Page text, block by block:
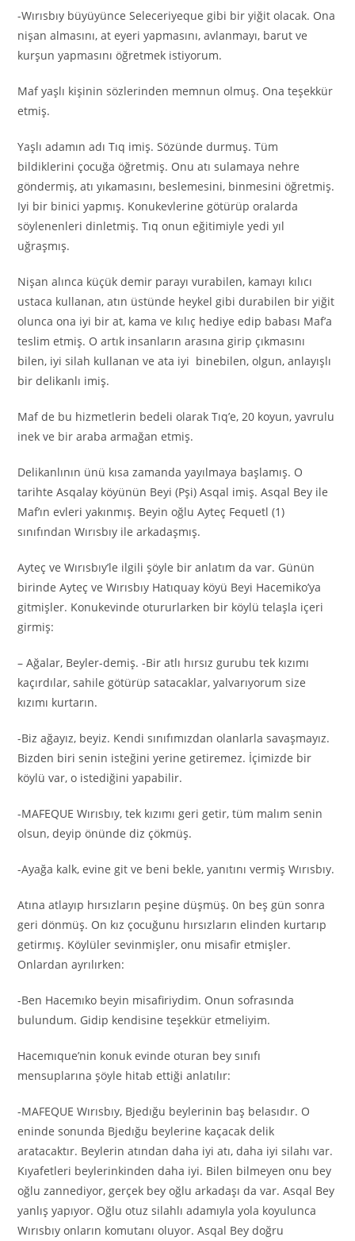
-Wırısbıy büyüyünce Seleceriyeque gibi bir yiğit olacak. Ona
nişan almasını, at eyeri yapmasını, avlanmayı, barut ve
kurşun yapmasını öğretmek istiyorum.
Maf yaşlı kişinin sözlerinden memnun olmuş. Ona teşekkür
etmiş.
Yaşlı adamın adı Tıq imiş. Sözünde durmuş. Tüm
bildiklerini çocuğa öğretmiş. Onu atı sulamaya nehre
göndermiş, atı yıkamasını, beslemesini, binmesini öğretmiş.
Iyi bir binici yapmış. Konukevlerine götürüp oralarda
söylenenleri dinletmiş. Tıq onun eğitimiyle yedi yıl
uğraşmış.
Nişan alınca küçük demir parayı vurabilen, kamayı kılıcı
ustaca kullanan, atın üstünde heykel gibi durabilen bir yiğit
olunca ona iyi bir at, kama ve kılıç hediye edip babası Maf’a
teslim etmiş. O artık insanların arasına girip çıkmasını
bilen, iyi silah kullanan ve ata iyi binebilen, olgun, anlayışlı
bir delikanlı imiş.
Maf de bu hizmetlerin bedeli olarak Tıq’e, 20 koyun, yavrulu
inek ve bir araba armağan etmiş.
Delikanlının ünü kısa zamanda yayılmaya başlamış. O
tarihte Asqalay köyünün Beyi (Pşi) Asqal imiş. Asqal Bey ile
Maf’ın evleri yakınmış. Beyin oğlu Ayteç Fequetl (1)
sınıfından Wırısbıy ile arkadaşmış.
Ayteç ve Wırısbıy’le ilgili şöyle bir anlatım da var. Günün
birinde Ayteç ve Wırısbıy Hatıquay köyü Beyi Hacemiko’ya
gitmişler. Konukevinde otururlarken bir köylü telaşla içeri
girmiş:
– Ağalar, Beyler-demiş. -Bir atlı hırsız gurubu tek kızımı
kaçırdılar, sahile götürüp satacaklar, yalvarıyorum size
kızımı kurtarın.
-Biz ağayız, beyiz. Kendi sınıfımızdan olanlarla savaşmayız.
Bizden biri senin isteğini yerine getiremez. İçimizde bir
köylü var, o istediğini yapabilir.
-MAFEQUE Wırısbıy, tek kızımı geri getir, tüm malım senin
olsun, deyip önünde diz çökmüş.
-Ayağa kalk, evine git ve beni bekle, yanıtını vermiş Wırısbıy.
Atına atlayıp hırsızların peşine düşmüş. 0n beş gün sonra
geri dönmüş. On kız çocuğunu hırsızların elinden kurtarıp
getirmış. Köylüler sevinmişler, onu misafir etmişler.
Onlardan ayrılırken:
-Ben Hacemıko beyin misafiriydim. Onun sofrasında
bulundum. Gidip kendisine teşekkür etmeliyim.
Hacemıque’nin konuk evinde oturan bey sınıfı
mensuplarına şöyle hitab ettiği anlatılır:
-MAFEQUE Wırısbıy, Bjedığu beylerinin baş belasıdır. O
eninde sonunda Bjedığu beylerine kaçacak delik
aratacaktır. Beylerin atından daha iyi atı, daha iyi silahı var.
Kıyafetleri beylerinkinden daha iyi. Bilen bilmeyen onu bey
oğlu zannediyor, gerçek bey oğlu arkadaşı da var. Asqal Bey
yanlış yapıyor. Oğlu otuz silahlı adamıyla yola koyulunca
Wırısbıy onların komutanı oluyor. Asqal Bey doğru